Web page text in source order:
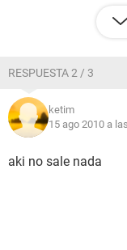
RESPUESTA 2 / 3
ketim
15 ago 2010 a
aki no sale nada